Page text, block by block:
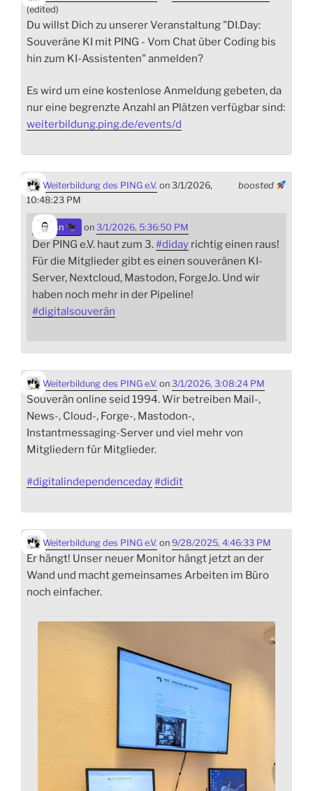
(edited)
Du willst Dich zu unserer Veranstaltung "DI.Day:
Souveräne KI mit PING - Vom Chat über Coding bis
hin zum KI-Assistenten" anmelden?
Es wird um eine kostenlose Anmeldung gebeten, da
nur eine begrenzte Anzahl an Plätzen verfügbar sind:
weiterbildung.ping.de/events/d
boosted
Weiterbildung des PING e.V. on 3/1/2026,
10:48:23 PM
sn on 3/1/2026, 5:36:50 PM
Der PING e.V. haut zum 3.#diday richtig einen raus!
Für die Mitglieder gibt es einen souveränen KI-
Server, Nextcloud, Mastodon, ForgeJo. Und wir
haben noch mehr in der Pipeline!
#digitalsouverän
Weiterbildung des PING e.V. on 3/1/2026, 3:08:24 PM
Souverän online seid 1994. Wir betreiben Mail-,
News-, Cloud-, Forge-, Mastodon-,
Instantmessaging-Server und viel mehr von
Mitgliedern für Mitglieder.
#digitalindependenceday#didit
Weiterbildung des PING e.V. on 9/28/2025, 4:46:33 PM
Er hängt! Unser neuer Monitor hängt jetzt an der
Wand und macht gemeinsames Arbeiten im Büro
noch einfacher.